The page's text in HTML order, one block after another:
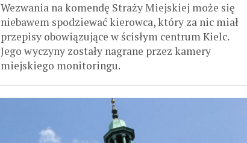
Wezwania na komendę Straży Miejskiej może się
niebawem spodziewać kierowca, który za nic miał
przepisy obowiązujące w ścisłym centrum Kielc.
Jego wyczyny zostały nagrane przez kamery
miejskiego monitoringu.